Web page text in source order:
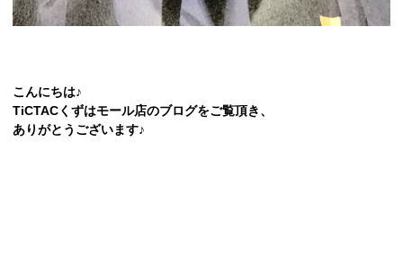
こんにちは♪
TiCTACくずはモール店のブログをご覧頂き、
ありがとうございます♪